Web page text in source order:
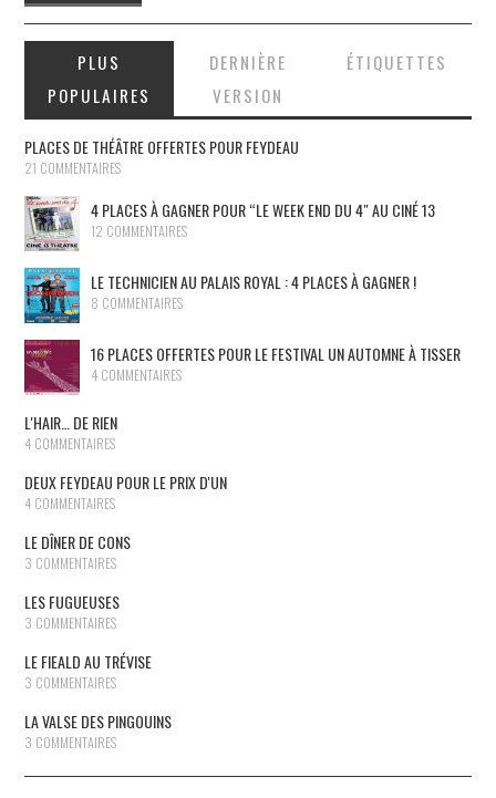
PLUS
POPULAIRES
DERNIÈRE
VERSION
ÉTIQUETTES
PLACES DE THÉÂTRE OFFERTES POUR FEYDEAU
21 COMMENTAIRES
4 PLACES À GAGNER POUR “LE WEEK END DU 4″ AU CINÉ 13
12 COMMENTAIRES
LE TECHNICIEN AU PALAIS ROYAL : 4 PLACES À GAGNER !
8 COMMENTAIRES
16 PLACES OFFERTES POUR LE FESTIVAL UN AUTOMNE À TISSER
4 COMMENTAIRES
L'HAIR… DE RIEN
4 COMMENTAIRES
DEUX FEYDEAU POUR LE PRIX D'UN
4 COMMENTAIRES
LE DÎNER DE CONS
3 COMMENTAIRES
LES FUGUEUSES
3 COMMENTAIRES
LE FIEALD AU TRÉVISE
3 COMMENTAIRES
LA VALSE DES PINGOUINS
3 COMMENTAIRES